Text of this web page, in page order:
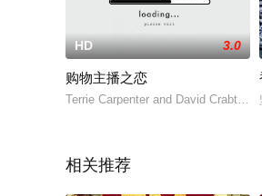
HD 3.0
购物主播之恋
Terrie Carpenter and David Crabtree
相关推荐